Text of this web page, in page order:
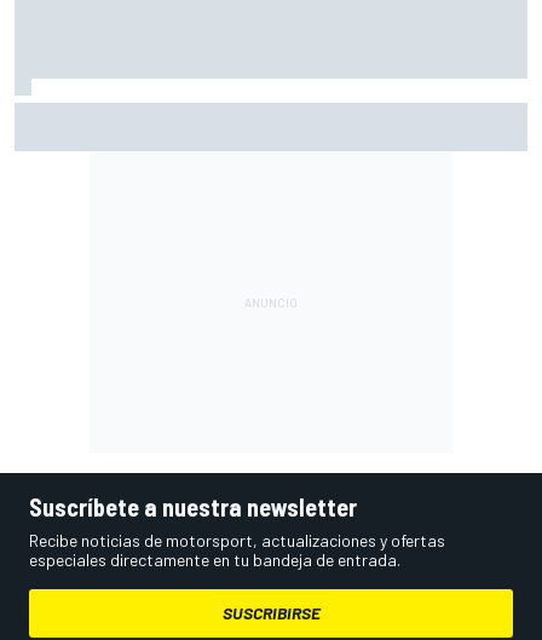
Suscríbete a nuestra newsletter
Recibe noticias de motorsport, actualizaciones y ofertas
especiales directamente en tu bandeja de entrada.
SUSCRIBIRSE